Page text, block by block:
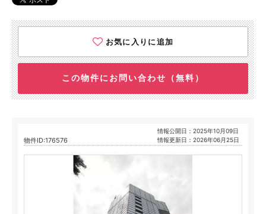
お気に入りに追加
この物件にお問い合わせ（無料）
物件ID:176576
情報公開日：2025年10月09日
情報更新日：2026年06月25日